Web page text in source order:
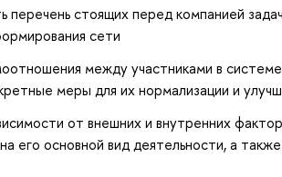
стоящих перед компанией
сети
между участниками в
меры для их нормализации и
от внешних и внутренних
его основной вид деятельности, а